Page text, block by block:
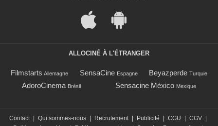
ALLOCINÉ À L'ÉTRANGER
Filmstarts Allemagne SensaCine Espagne Beyazperde Turquie
AdoroCinema Brésil Sensacine México Mexique
Contact | Qui sommes-nous | Recrutement | Publicité | CGU | CGV |